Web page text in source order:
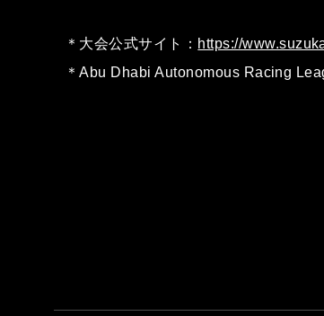
＊⼤会公式サイト： https://
＊Abu Dhabi Autonomous Racing